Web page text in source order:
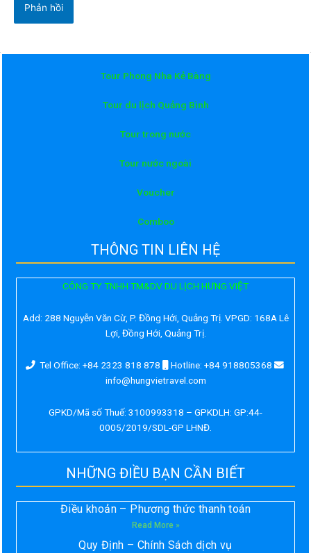
Tour Phong Nha Kẻ Bàng
Tour du lịch Quảng Bình
Tour trong nước
Tour nước ngoài
Voucher
Comboo
THÔNG TIN LIÊN HỆ
CÔNG TY TNHH TM&DV DU LỊCH HƯNG VIỆT
Add: 288 Nguyễn Văn Cừ, P. Đồng Hới, Quảng Trị. VPGD: 168A Lê
Lợi, Đồng Hới, Quảng Trị.
Tel Office: +84 2323 818 878
Hotline: +84 918805368
info@hungvietravel.com
GPKD/Mã số Thuế: 3100993318 – GPKDLH: GP:44-
0005/2019/SDL-GP LHNĐ.
NHỮNG ĐIỀU BẠN CẦN BIẾT
Điều khoản – Phương thức thanh toán
Read More »
Quy Định – Chính Sách dịch vụ